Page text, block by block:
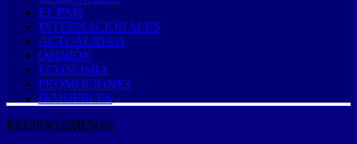
EL PAÍS
INTERNACIONALES
ACTUALIDAD
OPINIÓN
ECONOMÍA
PROMOCIONES
INMUEBLES
RECIENTEMENTE